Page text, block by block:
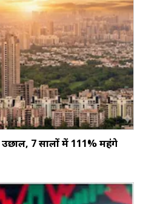
उछाल, 7 सालों में 111% महंगे